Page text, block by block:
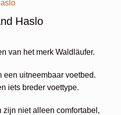
Haslo
van het merk Waldläufer.
een uitneembaar voetbed.
iets breder voettype.
zijn niet alleen comfortabel,